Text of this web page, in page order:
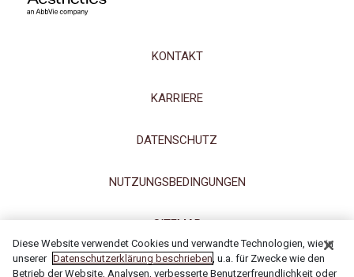
KONTAKT
KARRIERE
DATENSCHUTZ
NUTZUNGSBEDINGUNGEN
SITEMAP
IMPRESSUM
Diese Website verwendet Cookies und verwandte Technologien, wie in
unserer Datenschutzerklärung beschrieben, u.a. für Zwecke wie den
Betrieb der Website, Analysen, verbesserte Benutzerfreundlichkeit oder